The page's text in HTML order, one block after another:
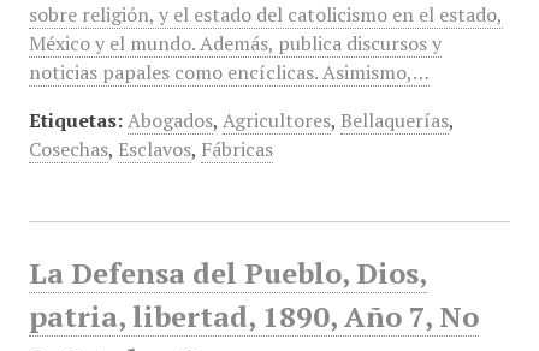
sobre religión, y el estado del catolicismo en el estado,
México y el mundo. Además, publica discursos y
noticias papales como encíclicas. Asimismo,…
Etiquetas: Abogados, Agricultores, Bellaquerías,
Cosechas, Esclavos, Fábricas
La Defensa del Pueblo, Dios,
patria, libertad, 1890, Año 7, No